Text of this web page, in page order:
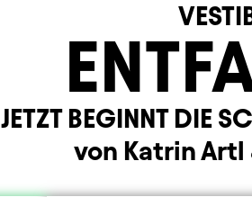
JETZT BEGINNT DIE
von Katrin Artl